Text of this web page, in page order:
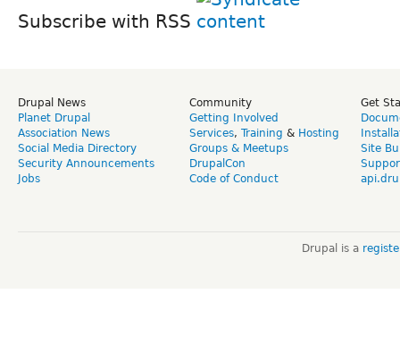
Subscribe with RSS
Drupal News
Planet Drupal
Association News
Social Media Directory
Security Announcements
Jobs
Community
Getting Involved
Services, Training & Hosting
Groups & Meetups
DrupalCon
Code of Conduct
Get
Site
Drupal is a